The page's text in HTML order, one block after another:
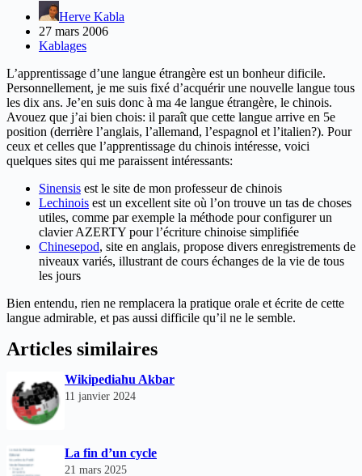
Herve Kabla
27 mars 2006
Kablages
L’apprentissage d’une langue étrangère est un bonheur dificile.
Personnellement, je me suis fixé d’acquérir une nouvelle langue tous
les dix ans. Je’en suis donc à ma 4e langue étrangère, le chinois.
Avouez que j’ai bien chois: il paraît que cette langue arrive en 5e
position (derrière l’anglais, l’allemand, l’espagnol et l’italien?). Pour
ceux et celles que l’apprentissage du chinois intéresse, voici
quelques sites qui me paraissent intéressants:
Sinensis est le site de mon professeur de chinois
Lechinois est un excellent site où l’on trouve un tas de choses
utiles, comme par exemple la méthode pour configurer un
clavier AZERTY pour l’écriture chinoise simplifiée
Chinesepod, site en anglais, propose divers enregistrements de
niveaux variés, illustrant de cours échanges de la vie de tous
les jours
Bien entendu, rien ne remplacera la pratique orale et écrite de cette
langue admirable, et pas aussi difficile qu’il ne le semble.
Articles similaires
Wikipediahu Akbar
11 janvier 2024
La fin d’un cycle
21 mars 2025